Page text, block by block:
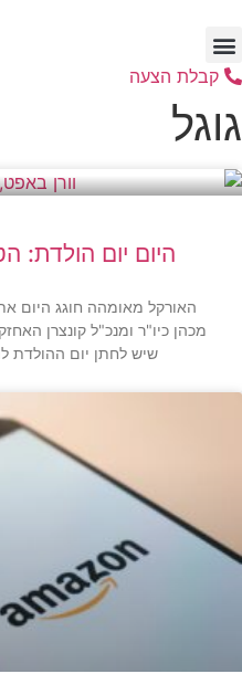
לתוכן
קבלת הצעה
גוגל
היום יום הולדת:
מכהן כיו"ר ומנכ"ל קונצרן
שיש לחתן יום ההולדת